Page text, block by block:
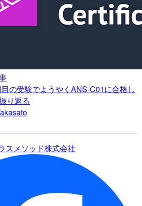
の受験でようやくANS-C01に合格し
り返る
スメソッド株式会社